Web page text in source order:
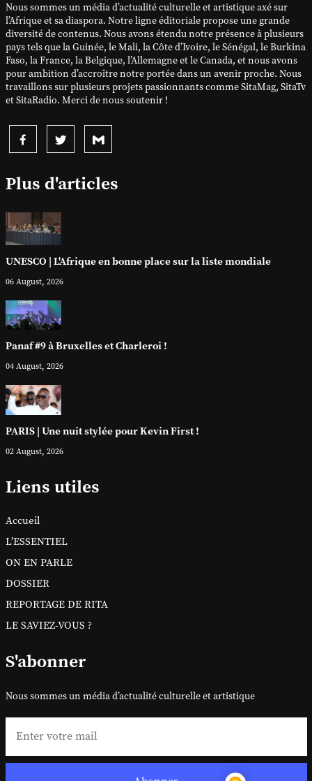
Nous sommes un média d’actualité culturelle et artistique axé sur
l’Afrique et sa diaspora. Notre ligne éditoriale propose une grande
diversité de contenus. Nous avons étendu notre présence à plusieurs
pays tels que la Guinée, le Mali, la Côte d’Ivoire, le Sénégal, le Burkina
Faso, la France, la Belgique, l’Allemagne et le Canada, et nous avons
pour ambition d’accroître notre portée dans un avenir proche. Nous
travaillons sur plusieurs projets passionnants comme SitaMag, SitaTv
et SitaRadio. Merci de nous soutenir !
Plus d'articles
UNESCO | L'Afrique en bonne place sur la liste mondiale
06 August, 2026
Panaf #9 à Bruxelles et Charleroi !
04 August, 2026
PARIS | Une nuit stylée pour Kevin First !
02 August, 2026
Liens utiles
Accueil
L’ESSENTIEL
ON EN PARLE
DOSSIER
REPORTAGE DE RITA
LE SAVIEZ-VOUS ?
S'abonner
Nous sommes un média d’actualité culturelle et artistique